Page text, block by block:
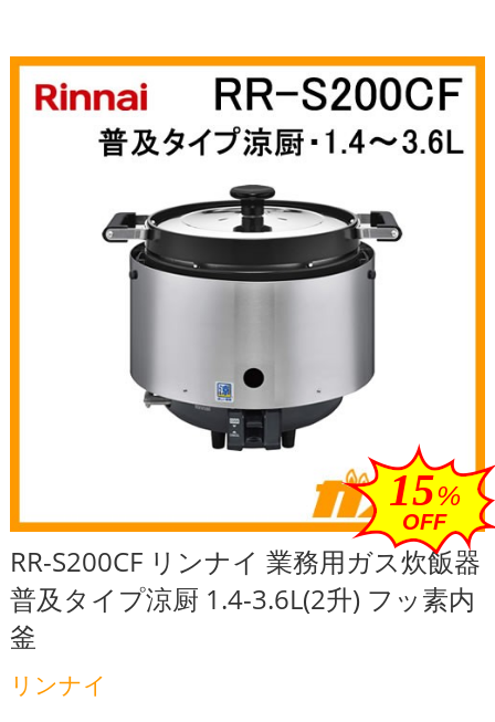
15%
OFF
RR-S200CF リンナイ 業務用ガス炊飯器
普及タイプ涼厨 1.4-3.6L(2升) フッ素内
釜
リンナイ